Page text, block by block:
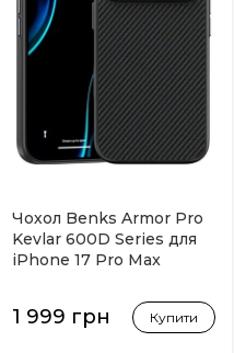
Чохол Benks Armor Pro
Kevlar 600D Series для
iPhone 17 Pro Max
1 999 грн Купити